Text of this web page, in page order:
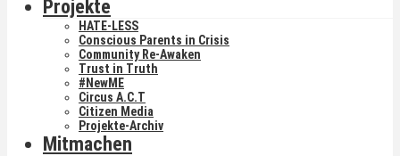
Projekte
HATE-LESS
Conscious Parents in Crisis
Community Re-Awaken
Trust in Truth
#NewME
Circus A.C.T
Citizen Media
Projekte-Archiv
Mitmachen